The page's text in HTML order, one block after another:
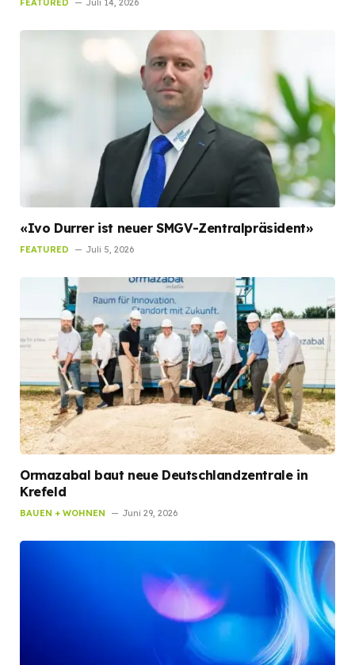
«Ivo Durrer ist neuer SMGV-Zentralpräsident»
FEATURED Juli 5, 2026
Ormazabal baut neue Deutschlandzentrale in
Krefeld
BAUEN + WOHNEN Juni 29, 2026